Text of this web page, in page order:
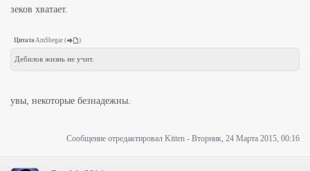
зеков хватает.
Цитата AmShegar ( )
Дебилов жизнь не учит.
увы, некоторые безнадежны.
Сообщение отредактировал Kitten - Вторник, 24 Марта 2015, 00:16